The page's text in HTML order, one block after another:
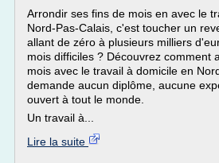
Arrondir ses fins de mois en avec le
Nord-Pas-Calais, c'est toucher un
allant de zéro à plusieurs milliers
mois difficiles ? Découvrez comment
mois avec le travail à domicile en
demande aucun diplôme, aucune
ouvert à tout le monde.
Un travail à...
Lire la suite